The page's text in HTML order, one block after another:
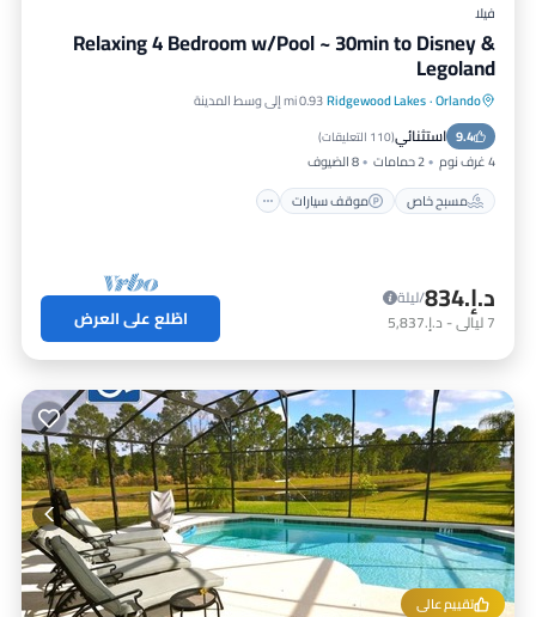
فيلا
Relaxing 4 Bedroom w/Pool ~ 30min to Disney &
Legoland
Orlando
·
Ridgewood Lakes0.93 mi إلى وسط المدينة
9.4 استثنائي(110 التعليقات )
4 غرف نوم 2 حمامات
8 الضيوف
مسبح خاص
موقف سيارات
مسبح خاص موقف سيارات
شرفة / تراس
د.إ.‏834
/ليلة
7ليالي- د.إ.‏5,837 اطّلع على العرض
تقييم عالي